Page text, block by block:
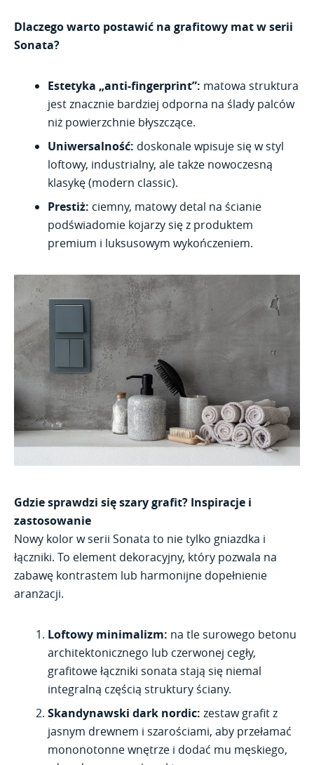
Dlaczego warto postawić na grafitowy mat w serii
Sonata?
Estetyka „anti-fingerprint”: matowa struktura
jest znacznie bardziej odporna na ślady palców
niż powierzchnie błyszczące.
Uniwersalność: doskonale wpisuje się w styl
loftowy, industrialny, ale także nowoczesną
klasykę (modern classic).
Prestiż: ciemny, matowy detal na ścianie
podświadomie kojarzy się z produktem
premium i luksusowym wykończeniem.
Gdzie sprawdzi się szary grafit? Inspiracje i
zastosowanie
Nowy kolor w serii Sonata to nie tylko gniazdka i
łączniki. To element dekoracyjny, który pozwala na
zabawę kontrastem lub harmonijne dopełnienie
aranżacji.
Loftowy minimalizm: na tle surowego betonu
architektonicznego lub czerwonej cegły,
grafitowe łączniki sonata stają się niemal
integralną częścią struktury ściany.
Skandynawski dark nordic: zestaw grafit z
jasnym drewnem i szarościami, aby przełamać
mononotonne wnętrze i dodać mu męskiego,